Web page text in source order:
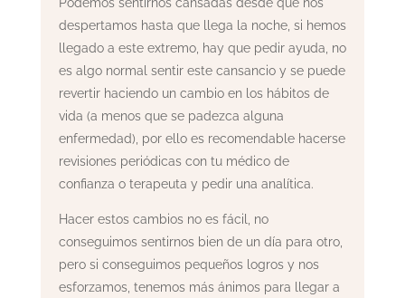
despertamos hasta que llega la noche, si hemos
llegado a este extremo, hay que pedir ayuda, no
es algo normal sentir este cansancio y se puede
revertir haciendo un cambio en los hábitos de
vida (a menos que se padezca alguna
enfermedad), por ello es recomendable hacerse
revisiones periódicas con tu médico de
confianza o terapeuta y pedir una analítica.
Hacer estos cambios no es fácil, no
conseguimos sentirnos bien de un día para otro,
pero si conseguimos pequeños logros y nos
esforzamos, tenemos más ánimos para llegar a